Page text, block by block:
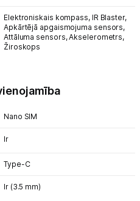
Elektroniskais kompass, IR Blaster,
Apkārtējā apgaismojuma sensors,
Attāluma sensors,Akselerometrs,
Žiroskops
Nano SIM
Ir
Type-C
Ir (3.5 mm)